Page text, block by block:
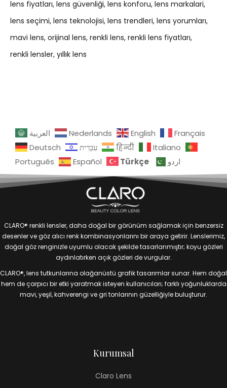
lens fiyatları lens güvenliği lens konforu lens markalari
lens seçimi lens teknolojisi lens trendleri lens yorumları
mavi lens orijinal lens renkli lens renkli lens fiyatları
renkli lensler yıllık lens
العربية Nederlands English
Français
Deutsch
עִבְרִית हिन्दी
Italiano
Português
Español Türkçe اردو
CLARO® renkli lensler, daha doğal bir görünüm sağlamak için benzersiz
desenler ve göz alıcı renk kombinasyonlarını bir araya getirir. Lenslerimiz,
doğal göz renginizle uyumlu olacak şekilde tasarlanmıştır; koyu gözleri
aydınlatırken açık gözleri de vurgular.
CLARO®, lens tutkunlarına olağanüstü grafik tasarımlar sunar. Hem doğal
hem de çarpıcı bir etki yaratmak isteyen kullanıcıları; farklı yoğunluklarda
mavi, yeşil, kahverengi ve gri tonlarının güzelliğiyle buluşturur.
Kurumsal
Claro Lens